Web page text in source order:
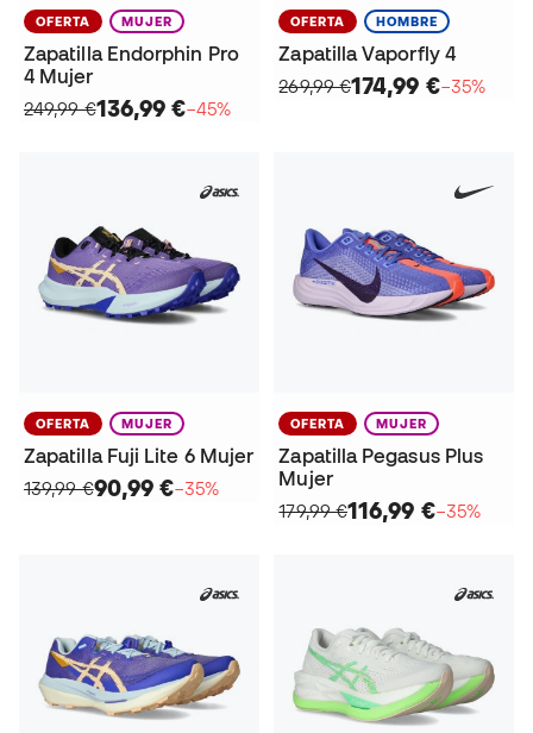
OFERTA MUJER
Zapatilla Endorphin Pro
4 Mujer
249,99 €136,99 €−45%
OFERTA HOMBRE
Zapatilla Vaporfly 4
269,99 €174,99 €−35%
OFERTA MUJER
Zapatilla Fuji Lite 6 Mujer
139,99 €90,99 €−35%
OFERTA MUJER
Zapatilla Pegasus Plus
Mujer
179,99 €116,99 €−35%